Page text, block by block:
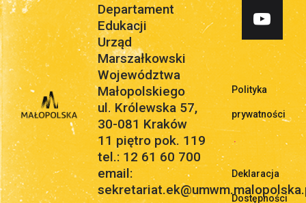
Departament
Edukacji
Urząd
Marszałkowski
Województwa
Małopolskiego
ul. Królewska 57,
30-081 Kraków
11 piętro pok. 119
tel.: 12 61 60 700
email:
Polityka
prywatności
.
Deklaracja
Dostępności